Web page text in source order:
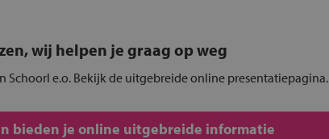
wij helpen je graag op weg
Schoorl e.o. Bekijk de uitgebreide online presentatiepagina.
bieden je online uitgebreide informatie